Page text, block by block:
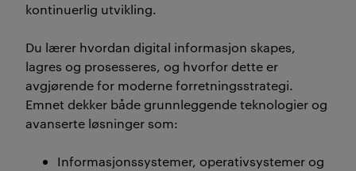
kontinuerlig utvikling.
Du lærer hvordan digital informasjon skapes,
lagres og prosesseres, og hvorfor dette er
avgjørende for moderne forretningsstrategi.
Emnet dekker både grunnleggende teknologier og
avanserte løsninger som:
Informasjonssystemer, operativsystemer og